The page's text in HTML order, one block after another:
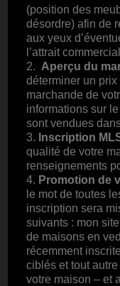
(position des
désordre) afin de
aux yeux
l’attrait
2. Aperçu du
déterminer un
marchande de
informations sur
sont vendues
3. Inscription
qualité de votre
renseignements
4. Promotion de
le mot de toutes
inscription sera
suivants : mon
de maisons en
récemment
ciblés et tout
votre maison – et